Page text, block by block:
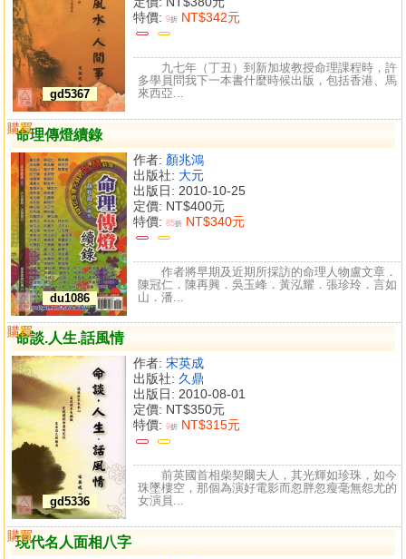
gd5367
特價: 9折 NT$342元
九七年（丁丑）到新加坡教授命理課程時，許
多學員問我下一本書什麼時候出版，包括香港、馬
來西亞...
命理傳燈續錄
du1086
作者: 顏兆鴻
出版社: 大元
出版日: 2010-10-25
定價: NT$400元
特價: 85折 NT$340元
購買
比較
作者將早期及近期所採訪的命理人物盧文章．
陳冠仁．陳再興．吳玉峰．黃泓耀．張珍玲．言如
山．潘...
命談.人生.話風情
gd5336
作者: 宋英成
出版社: 久鼎
出版日: 2010-08-01
定價: NT$350元
特價: 9折 NT$315元
購買
比較
前英國首相柴契爾夫人，其光輝如珍珠，如今
珠墜樓空，那個為演好電影而忽胖忽瘦毫無怨尤的
女演員...
現代名人面相八字
購買
比較